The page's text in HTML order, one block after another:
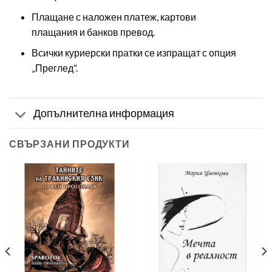
Плащане с наложен платеж, картови
плащания и банков превод.
Всички куриерски пратки се изпращат с опция
„Преглед“.
Допълнителна информация
СВЪРЗАНИ ПРОДУКТИ